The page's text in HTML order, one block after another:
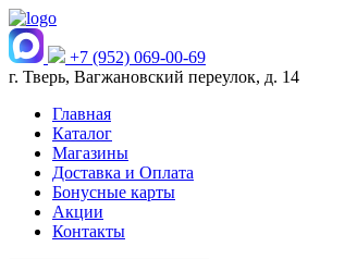
+7 (952) 069-00-69
г. Тверь, Вагжановский переулок, д. 14
Главная
Каталог
Магазины
Доставка и Оплата
Бонусные карты
Акции
Контакты